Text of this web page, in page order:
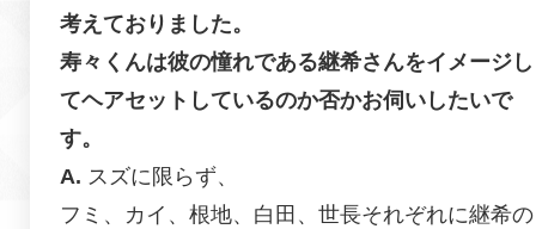
考えておりました。
寿々くんは彼の憧れである継希さんをイメージし
てヘアセットしているのか否かお伺いしたいで
す。
スズに限らず、
フミ、カイ、根地、白田、世長それぞれに継希の